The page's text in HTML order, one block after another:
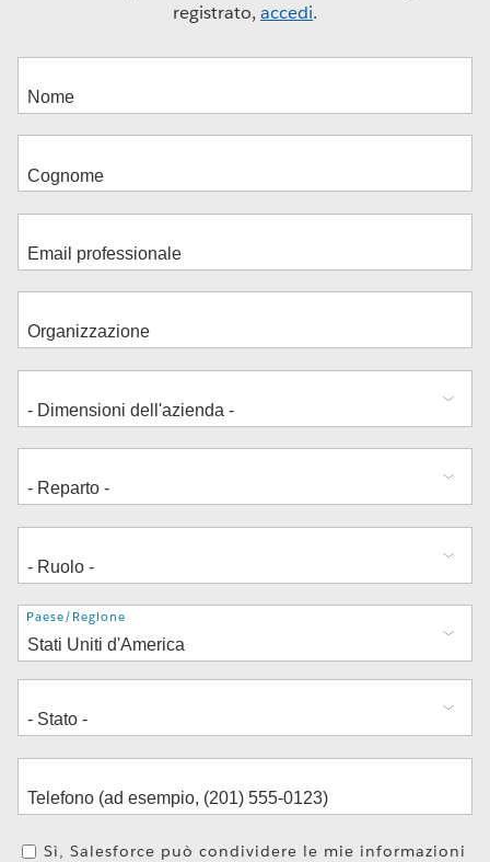
registrato,accedi.
Indirizzo
Paese/Regione
Sì, Salesforce può condividere le mie informazioni